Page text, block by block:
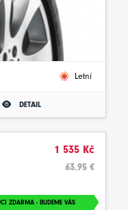
Letní
DETAIL
1 535 Kč
63.95 €
ZDARMA - BUDEME VÁS